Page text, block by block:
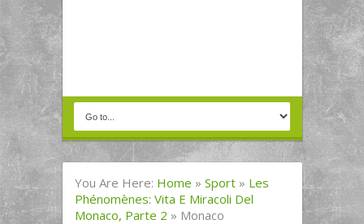
You Are Here: Home » Sport » Les
Phénomènes: Vita E Miracoli Del
Monaco, Parte 2 » Monaco